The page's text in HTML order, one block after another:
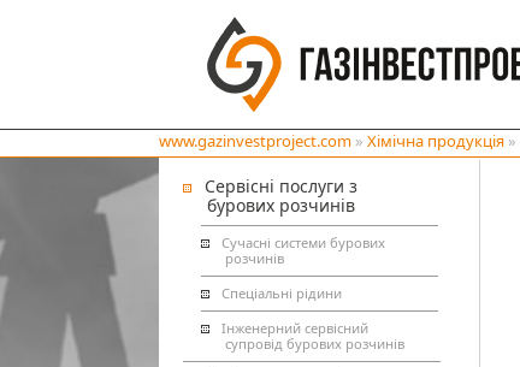
www.gazinvestproject.com » Хімічна продукція »
Сервісні послуги з
бурових розчинів
Сучасні системи бурових
розчинів
Спеціальні рідини
Інженерний сервісний
супровід бурових розчинів